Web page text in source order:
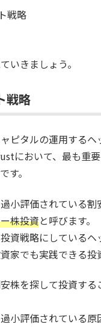
戦略
いきましょう。
戦略
ピタルの運用するヘ
において、最も重
す。
小評価されている割
株投資と呼びます。
資戦略にしているヘ
家でも実践できる投
株を探して投資する
小評価されている原